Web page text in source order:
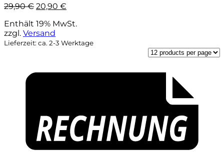
29,90€ Ursprünglicher
war:
29,90 €
20,90 €
ist:
Enthält 19% MwSt.
zzgl. Versand
Lieferzeit: ca. 2-3 Werktage